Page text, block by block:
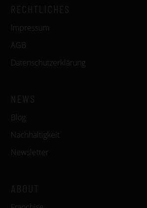
Impressum
AGB
Datenschutzerklärung
Blog
Nachhaltigkeit
Newsletter